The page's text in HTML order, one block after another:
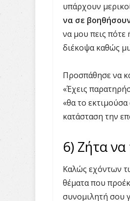
υπάρχουν
να σε
να μου πεις πότε
διέκοψα καθώς
Προσπάθησε να
«Έχεις
«θα το
κατάσταση την
6) Ζήτα να
Καλώς εχόντων
θέματα που
συνομιλητή σου